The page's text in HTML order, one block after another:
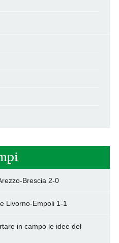
Brescia 2-0
Livorno-Empoli 1-1
in campo le idee del